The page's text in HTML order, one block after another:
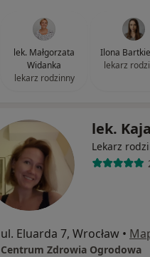
lek. Małgorzata
Widanka
lekarz rodzinny
Ilona
lekarz
lek.
Lekarz
ul. Eluarda 7, Wrocław •
Centrum Zdrowia Ogrodowa